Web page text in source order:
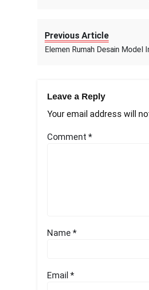
Previous Article
Elemen Rumah Desain Model
Leave a Reply
Your email address will
Comment *
Name *
Email *